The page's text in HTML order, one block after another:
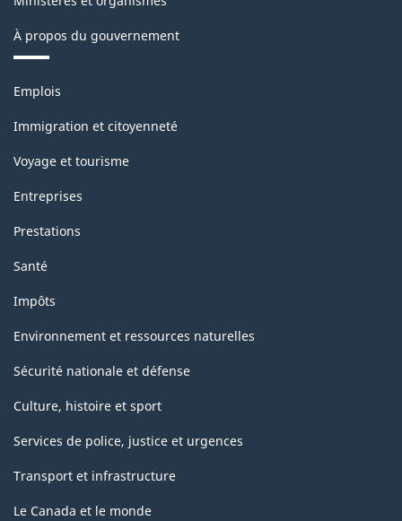
À propos du gouvernement
Thèmes
sujets
Emplois
Immigration et citoyenneté
Voyage et tourisme
Entreprises
Prestations
Santé
Impôts
Environnement et ressources naturelles
Sécurité nationale et défense
Culture, histoire et sport
Services de police, justice et urgences
Transport et infrastructure
Le Canada et le monde